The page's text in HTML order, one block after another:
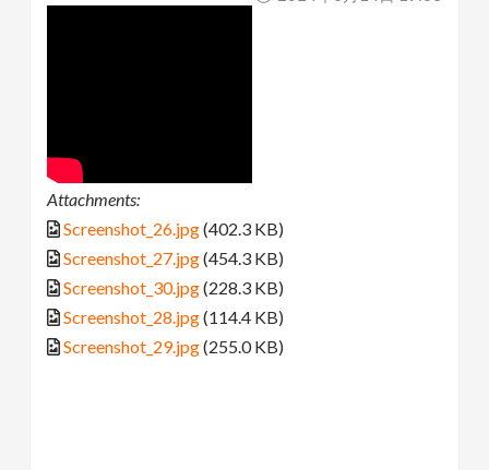
Attachments:
Screenshot_26.jpg(402.3 KB)
Screenshot_27.jpg(454.3 KB)
Screenshot_30.jpg(228.3 KB)
Screenshot_28.jpg(114.4 KB)
Screenshot_29.jpg(255.0 KB)